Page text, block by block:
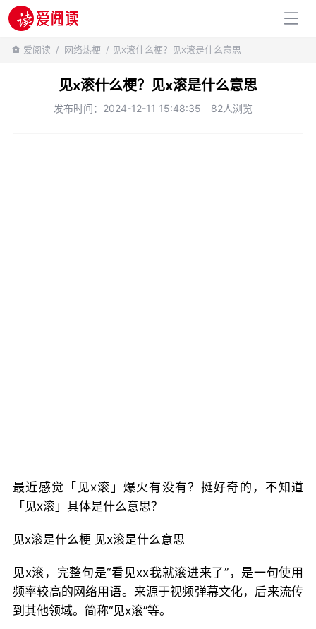
百科知识
爱阅读 / 网络热梗 / 见x滚什么梗？见x滚是什么意思
见x滚什么梗？见x滚是什么意思
发布时间：2024-12-11 15:48:35 82人浏览
最近感觉「见x滚」爆火有没有？挺好奇的，不知道
「见x滚」具体是什么意思？
见x滚是什么梗 见x滚是什么意思
见x滚，完整句是“看见xx我就滚进来了”，是一句使用
频率较高的网络用语。来源于视频弹幕文化，后来流传
到其他领域。简称“见x滚”等。